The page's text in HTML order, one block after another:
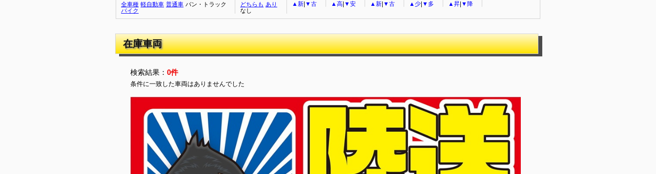
全車種 軽自動車 普通車 バン・トラック
バイク
どちらも あり
なし
▲新 ▼古 ▲高 ▼安 ▲新 ▼古 ▲少 ▼多 ▲昇 ▼降
在庫車両
検索結果： 0件
条件に一致した車両はありませんでした